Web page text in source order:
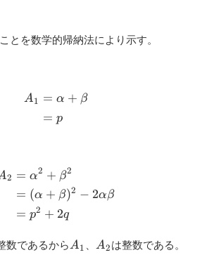
とを数学的帰納法により示す。
\begin{aligned} A_1
A1 = α + β
= p
\begin{aligned} A_2
2 = α2 + β2
= (α + β)2 − 2αβ
= p2 + 2q
数であるから A_1
A1 A_2
A2 は整数である。